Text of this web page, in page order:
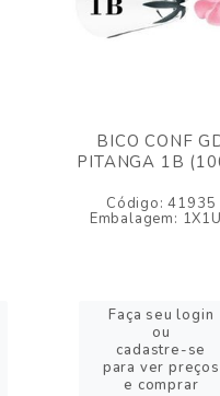
BICO CONF
PITANGA 1B
Código: 41935
Embalagem:
Faça seu login
ou
cadastre-se
para ver preços
e comprar